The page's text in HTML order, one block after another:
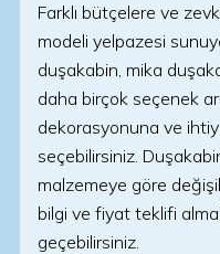
Farklı bütçelere ve
modeli yelpazesi
duşakabin, mika
daha birçok seçenek
dekorasyonuna ve
seçebilirsiniz.
malzemeye göre
bilgi ve fiyat teklifi
geçebilirsiniz.